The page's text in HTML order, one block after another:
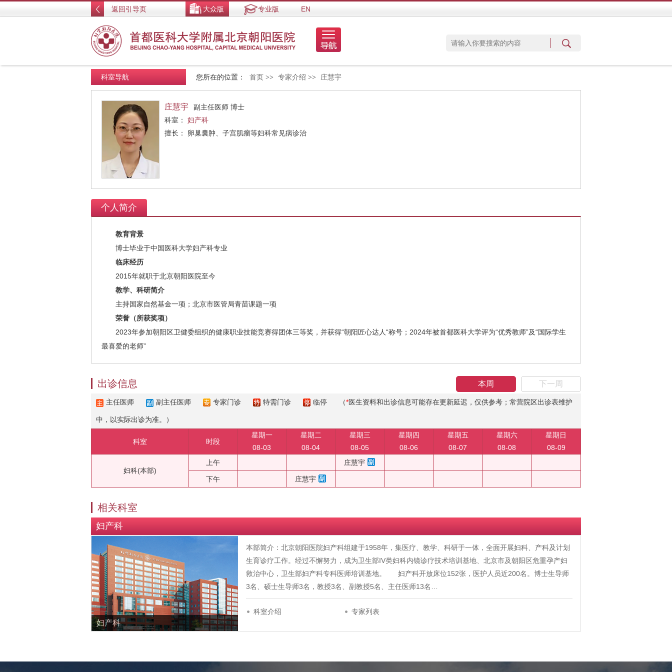
返回引导页 大众版 专业版 EN
您所在的位置： 首页 >> 专家介绍 >> 庄慧宇
科室导航
庄慧宇
副主任医师 博士
科室： 妇产科
擅长： 卵巢囊肿、子宫肌瘤等妇科常见病诊治
个人简介
教育背景
博士毕业于中国医科大学妇产科专业
临床经历
2015年就职于北京朝阳医院至今
教学、科研简介
主持国家自然基金一项；北京市医管局青苗课题一项
荣誉（所获奖项）
2023年参加朝阳区卫健委组织的健康职业技能竞赛得团体三等奖，并获得“朝阳匠心达人“称号；2024年被首都医科大学评为“优秀教师”及“国际学生
最喜爱的老师”
本周 下一周
出诊信息
主任医师 副主任医师 专家门诊 特需门诊 临停 （*医生资料和出诊信息可能存在更新延迟，仅供参考；常营院区出诊表维护
中，以实际出诊为准。）
科室 时段
星期一
08-03
星期二
08-04
星期三
08-05
星期四
08-06
星期五
08-07
星期六
08-08
星期日
08-09
妇科(本部)
上午 庄慧宇
下午 庄慧宇
相关科室
妇产科
妇产科
本部简介：北京朝阳医院妇产科组建于1958年，集医疗、教学、科研于一体，全面开展妇科、产科及计划
生育诊疗工作。经过不懈努力，成为卫生部IV类妇科内镜诊疗技术培训基地、北京市及朝阳区危重孕产妇
救治中心，卫生部妇产科专科医师培训基地。 妇产科开放床位152张，医护人员近200名。博士生导师
3名、硕士生导师3名，教授3名、副教授5名、主任医师13名…
科室介绍 专家列表